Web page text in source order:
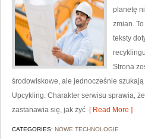
planetę
zmian.
teksty
Strona
środowiskowe, ale jednocześnie
Upcykling. Charakter serwisu sprawia,
zastanawia się, jak żyć [ Read More ]
CATEGORIES: NOWE TECHNOLOGIE